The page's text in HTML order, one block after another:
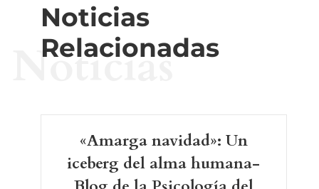
Noticias
Relacionadas
Noticias
«Amarga navidad»: Un
iceberg del alma humana-